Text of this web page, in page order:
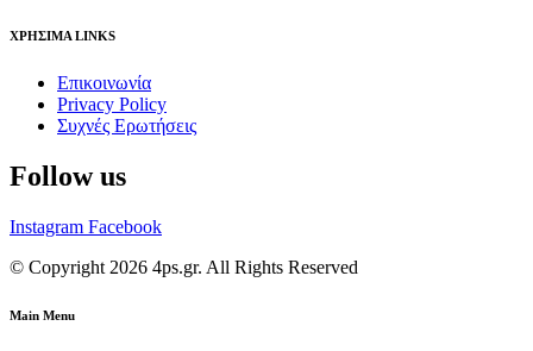
ΧΡΗΣΙΜΑ LINKS
Επικοινωνία
Privacy Policy
Συχνές Ερωτήσεις
Follow us
Instagram Facebook
© Copyright 2026 4ps.gr. All Rights Reserved
Main Menu